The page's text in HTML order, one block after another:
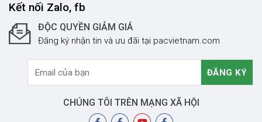
Kết nối Zalo, fb
ĐỘC QUYỀN GIẢM GIÁ
Đăng ký nhận tin và ưu đãi tại pacvietnam.com
CHÚNG TÔI TRÊN MẠNG XÃ HỘI